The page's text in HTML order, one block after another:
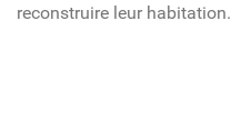
reconstruire leur habitation.